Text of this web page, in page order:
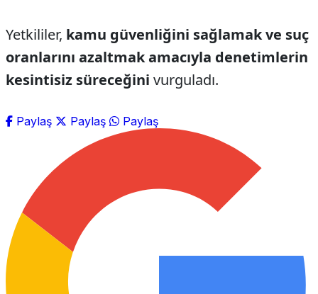
Yetkililer, kamu güvenliğini sağlamak ve suç
oranlarını azaltmak amacıyla denetimlerin
kesintisiz süreceğini vurguladı.
Paylaş Paylaş Paylaş